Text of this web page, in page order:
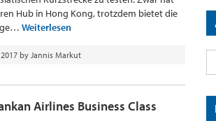
Hub in Hong Kong, trotzdem bietet die
Weiterlesen
by Jannis Markut
Airlines Business Class